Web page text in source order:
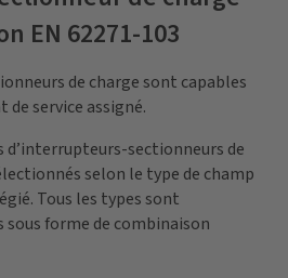
EN 62271-103
de charge sont capables
de service assigné.
sectionneurs de
selon le type de champ
Tous les types sont
forme de combinaison